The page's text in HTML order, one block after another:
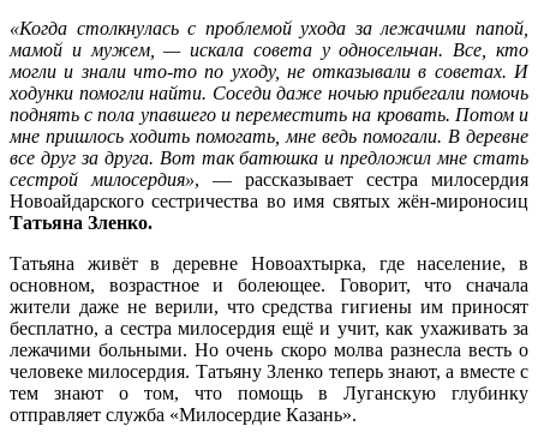
«Когда столкнулась с проблемой ухода за лежачими папой,
мамой и мужем, — искала совета у односельчан. Все, кто
могли и знали что-то по уходу, не отказывали в советах. И
ходунки помогли найти. Соседи даже ночью прибегали помочь
поднять с пола упавшего и переместить на кровать. Потом и
мне пришлось ходить помогать, мне ведь помогали. В деревне
все друг за друга. Вот так батюшка и предложил мне стать
сестрой милосердия», — рассказывает сестра милосердия
Новоайдарского сестричества во имя святых жён-мироносиц
Татьяна Зленко.
Татьяна живёт в деревне Новоахтырка, где население, в
основном, возрастное и болеющее. Говорит, что сначала
жители даже не верили, что средства гигиены им приносят
бесплатно, а сестра милосердия ещё и учит, как ухаживать за
лежачими больными. Но очень скоро молва разнесла весть о
человеке милосердия. Татьяну Зленко теперь знают, а вместе с
тем знают о том, что помощь в Луганскую глубинку
отправляет служба «Милосердие Казань».